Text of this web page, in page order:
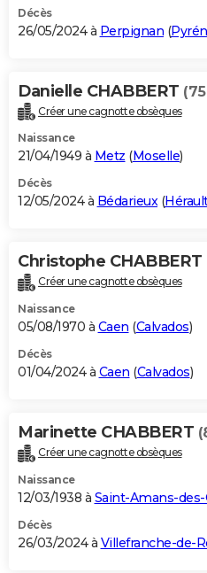
Décès
26/05/2024 à Perpignan (
Danielle CHABBERT
Créer une cagnotte obsèques
Naissance
21/04/1949 à Metz (Moselle)
Décès
12/05/2024 à Bédarieux(
Christophe CHABBERT
Créer une cagnotte obsèques
Naissance
05/08/1970 à Caen (Calvados)
Décès
01/04/2024 à Caen (Calvados)
Marinette CHABBERT
Créer une cagnotte obsèques
Naissance
12/03/1938 à Saint-Amans-des-
Décès
26/03/2024 à Villefranche-de-